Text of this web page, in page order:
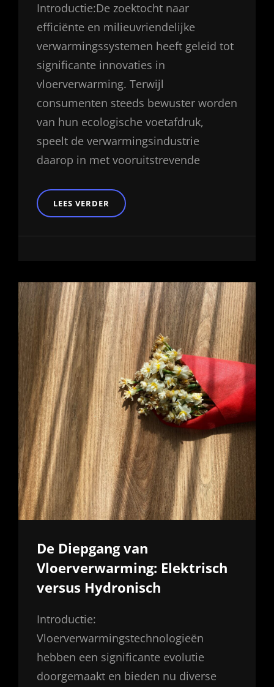
Introductie:De zoektocht naar
efficiënte en milieuvriendelijke
verwarmingssystemen heeft geleid tot
significante innovaties in
vloerverwarming. Terwijl
consumenten steeds bewuster worden
van hun ecologische voetafdruk,
speelt de verwarmingsindustrie
daarop in met vooruitstrevende
LEES VERDER
TOEKOMST
OVERWEGINGEN
De Diepgang van
Vloerverwarming: Elektrisch
versus Hydronisch
Introductie:
Vloerverwarmingstechnologieën
hebben een significante evolutie
doorgemaakt en bieden nu diverse